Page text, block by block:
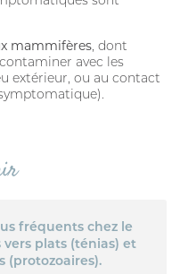
mammifères, dont
avec les
extérieur, ou au contact
fréquents chez le
plats (ténias) et
(protozoaires).